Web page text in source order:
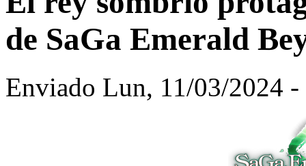
de SaGa Emerald
Enviado Lun, 11/03/2024